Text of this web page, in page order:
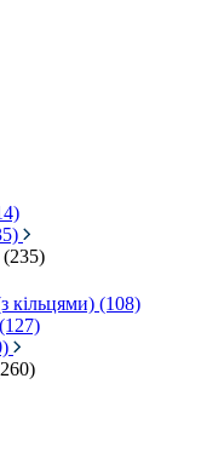
кільцями) (108)